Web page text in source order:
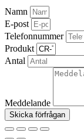
Namn
E-post
Telefonnummer
Produkt
Antal
Meddelande
Skicka förfrågan